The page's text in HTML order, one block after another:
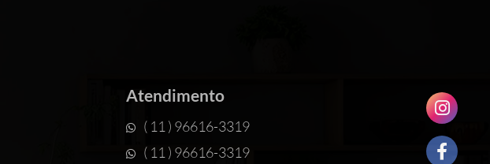
Atendimento
( 11 ) 96616-3319
( 11 ) 96616-3319